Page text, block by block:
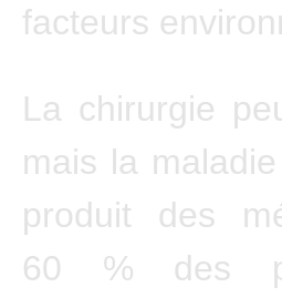
facteurs
La chirurgie
mais la
produit des
60 % des